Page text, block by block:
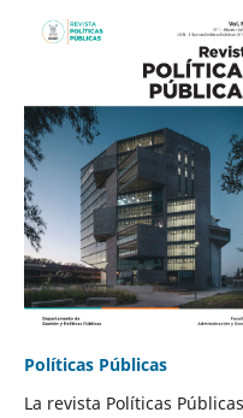
Políticas Públicas
La revista Políticas